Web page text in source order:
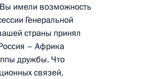
Вы имели возможность
Генеральной
страны принял
– Африка
дружбы. Что
связей,